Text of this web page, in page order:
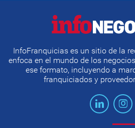
InfoFranquicias es un sitio de la
enfoca en el mundo de los
ese formato, incluyendo a
franquiciados y